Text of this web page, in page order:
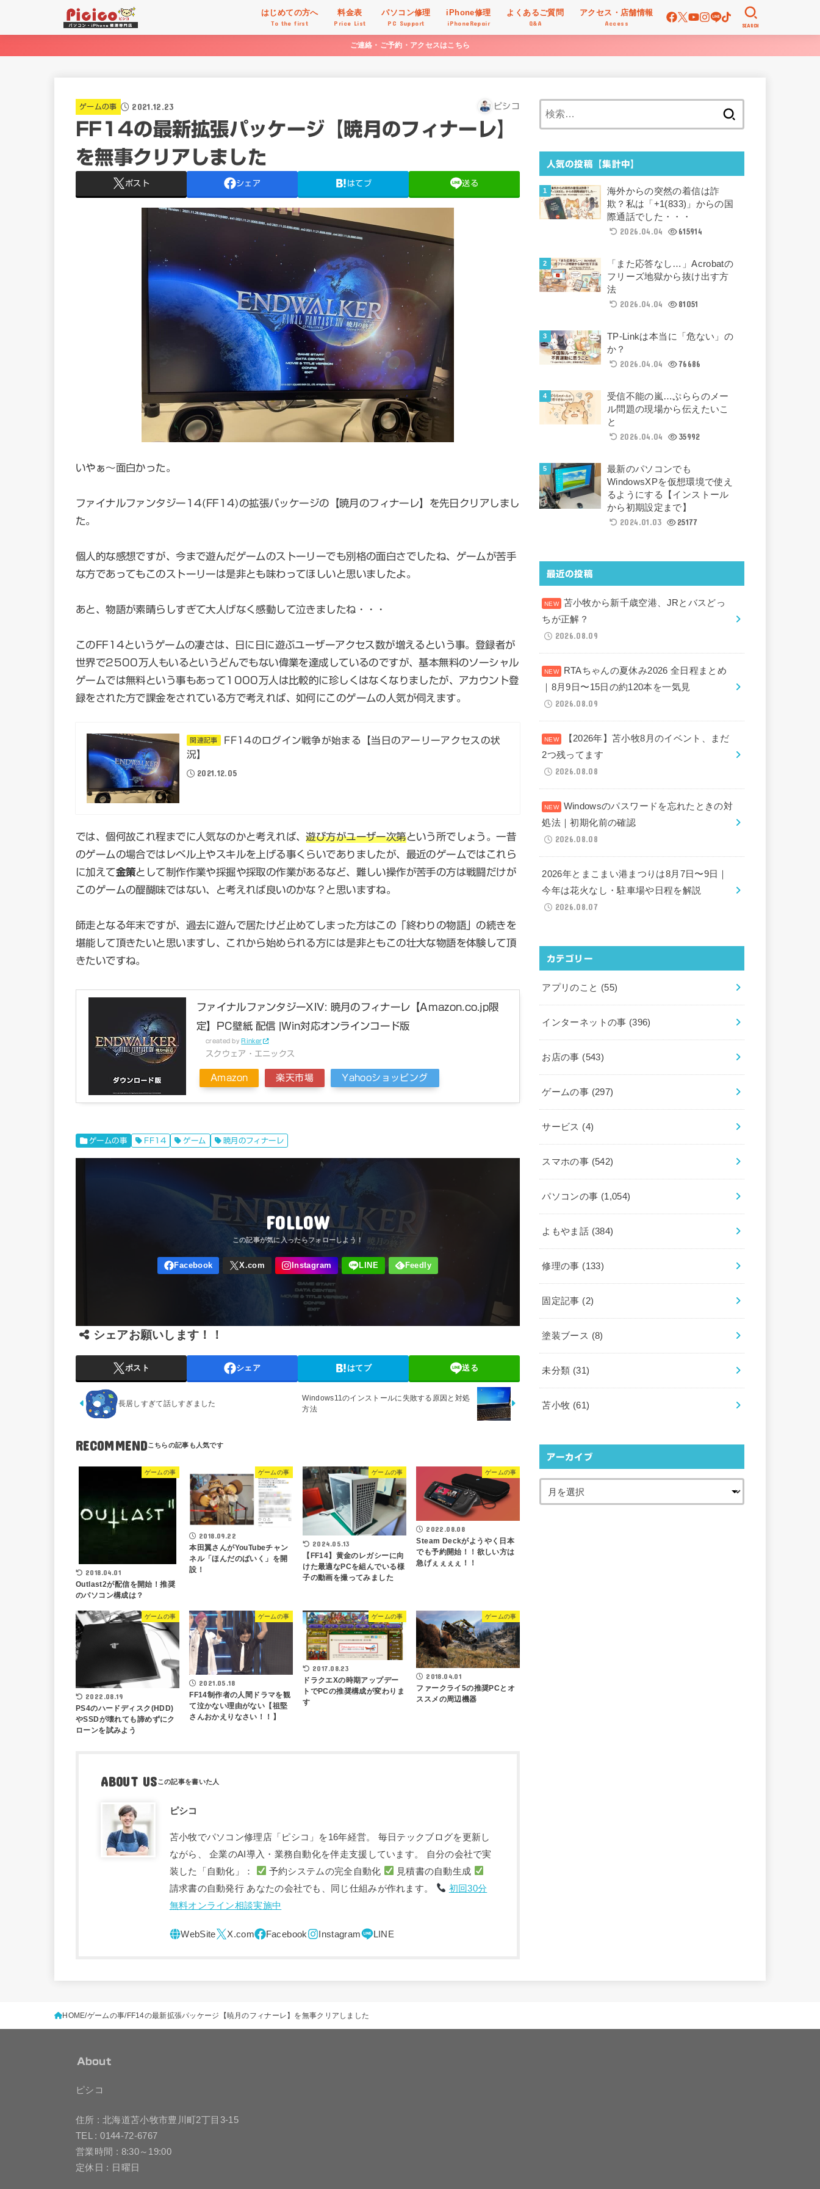
はじめての方へ
To the first
料金表
Price List
パソコン修理
PC Support
iPhone修理
iPhoneRepair
よくあるご質問
Q&A
アクセス・店舗情報
Access SEARCH
ご連絡・ご予約・アクセスはこちら
ゲームの事 2021.12.23 ピシコ
FF14の最新拡張パッケージ【暁月のフィナーレ】
を無事クリアしました
ポスト シェア はてブ 送る
いやぁ～面白かった。
ファイナルファンタジー14(FF14)の拡張パッケージの【暁月のフィナーレ】を先日クリアしまし
た。
個人的な感想ですが、今まで遊んだゲームのストーリーでも別格の面白さでしたね、ゲームが苦手
な方であってもこのストーリーは是非とも味わってほしいと思いましたよ。
あと、物語が素晴らしすぎて大人げなく感動して泣きましたね・・・
このFF14というゲームの凄さは、日に日に遊ぶユーザーアクセス数が増えるという事。登録者が
世界で2500万人もいるというどんでもない偉業を達成しているのですが、基本無料のソーシャル
ゲームでは無料という事もあって1000万人は比較的に珍しくはなくなりましたが、アカウント登
録をされた方で課金をされている方で考えれば、如何にこのゲームの人気が伺えます。
関連記事
FF14のログイン戦争が始まる【当日のアーリーアクセスの状
況】
2021.12.05
では、個何故これ程までに人気なのかと考えれば、遊び方がユーザー次第という所でしょう。一昔
のゲームの場合ではレベル上やスキルを上げる事くらいでありましたが、最近のゲームではこれら
に加えて金策として制作作業や採掘や採取の作業があるなど、難しい操作が苦手の方は戦闘だけが
このゲームの醍醐味ではない、と考えれば良いのかな？と思いますね。
師走となる年末ですが、過去に遊んで居たけど止めてしまった方はこの「終わりの物語」の続きを
堪能して頂きたいと思いますし、これから始められる方には是非ともこの壮大な物語を体験して頂
きたいですね。
ファイナルファンタジーXIV: 暁月のフィナーレ【Amazon.co.jp限
定】PC壁紙 配信 |Win対応オンラインコード版
created by Rinker
スクウェア・エニックス
Amazon 楽天市場 Yahooショッピング
ゲームの事 FF14 ゲーム 暁月のフィナーレ
FOLLOW
シェアお願いします！！
ポスト シェア はてブ 送る
Windows11のインストールに失敗する原因と対処
方法
長居しすぎて話しすぎました
RECOMMEND
ゲームの事
2018.04.01
Outlast2が配信を開始！推奨
のパソコン構成は？
ゲームの事
2018.09.22
本田翼さんがYouTubeチャン
ネル「ほんだのばいく」を開
設！
ゲームの事
2024.05.13
【FF14】黄金のレガシーに向
けた最適なPCを組んでいる様
子の動画を撮ってみました
ゲームの事
2022.08.08
Steam Deckがようやく日本
でも予約開始！！欲しい方は
急げぇぇぇぇ！！
ゲームの事
2022.08.19
PS4のハードディスク(HDD)
やSSDが壊れても諦めずにク
ローンを試みよう
ゲームの事
2021.05.18
FF14制作者の人間ドラマを観
て泣かない理由がない【祖堅
さんおかえりなさい！！】
ゲームの事
2017.08.23
ドラクエXの時期アップデー
トでPCの推奨構成が変わりま
す
ゲームの事
2018.04.01
ファークライ5の推奨PCとオ
ススメの周辺機器
ABOUT US
ピシコ
苫小牧でパソコン修理店「ピシコ」を16年経営。 毎日テックブログを更新し
ながら、 企業のAI導入・業務自動化を伴走支援しています。 自分の会社で実
装した「自動化」：
予約システムの完全自動化
見積書の自動生成
請求書の自動発行 あなたの会社でも、同じ仕組みが作れます。
初回30分
無料オンライン相談実施中
人気の投稿【集計中】
海外からの突然の着信は詐
欺？私は「+1(833)」からの国
際通話でした・・・
2026.04.04
615914
「また応答なし…」Acrobatの
フリーズ地獄から抜け出す方
法
2026.04.04
81051
TP-Linkは本当に「危ない」の
か？
2026.04.04
76686
受信不能の嵐…ぷららのメー
ル問題の現場から伝えたいこ
と
2026.04.04
35992
最新のパソコンでも
WindowsXPを仮想環境で使え
るようにする【インストール
から初期設定まで】
2024.01.03
25177
最近の投稿
苫小牧から新千歳空港、JRとバスどっ
ちが正解？
2026.08.09
RTAちゃんの夏休み2026 全日程まとめ
｜8月9日〜15日の約120本を一気見
2026.08.09
【2026年】苫小牧8月のイベント、まだ
2つ残ってます
2026.08.08
Windowsのパスワードを忘れたときの対
処法｜初期化前の確認
2026.08.08
2026年とまこまい港まつりは8月7日〜9日｜
今年は花火なし・駐車場や日程を解説
2026.08.07
カテゴリー
アプリのこと (55)
インターネットの事 (396)
お店の事 (543)
ゲームの事 (297)
サービス (4)
スマホの事 (542)
パソコンの事 (1,054)
よもやま話 (384)
修理の事 (133)
固定記事 (2)
塗装ブース (8)
未分類 (31)
苫小牧 (61)
アーカイブ
HOME ゲームの事 FF14の最新拡張パッケージ【暁月のフィナーレ】を無事クリアしました
About
ピシコ
住所 : 北海道苫小牧市豊川町2丁目3-15
TEL : 0144-72-6767
営業時間 : 8:30～19:00
定休日 : 日曜日